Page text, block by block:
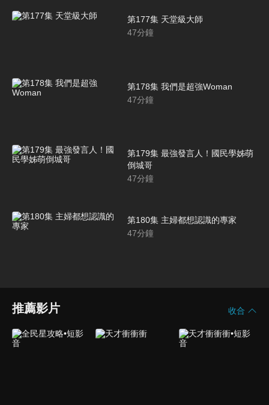
第177集 天堂級大師
47分鐘
第178集 我們是超強Woman
47分鐘
第179集 最強發言人！國民學姊萌
倒城哥
47分鐘
第180集 主婦都想認識的專家
47分鐘
推薦影片 收合